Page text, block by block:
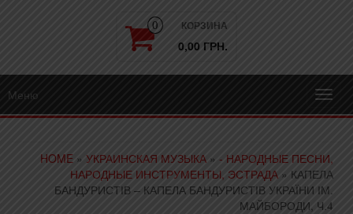
0 КОРЗИНА
0,00 ГРН.
Меню
HOME » УКРАИНСКАЯ МУЗЫКА » - НАРОДНЫЕ ПЕСНИ,
НАРОДНЫЕ ИНСТРУМЕНТЫ, ЭСТРАДА » КАПЕЛА
БАНДУРИСТІВ – КАПЕЛА БАНДУРИСТІВ УКРАЇНИ ІМ.
МАЙБОРОДИ, Ч.4